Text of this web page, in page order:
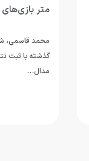
متر
محمد قاسمی،
گذشته با ثبت
مدال…